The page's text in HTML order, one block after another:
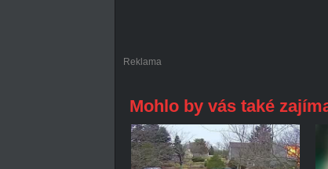
Reklama
Mohlo by vás také